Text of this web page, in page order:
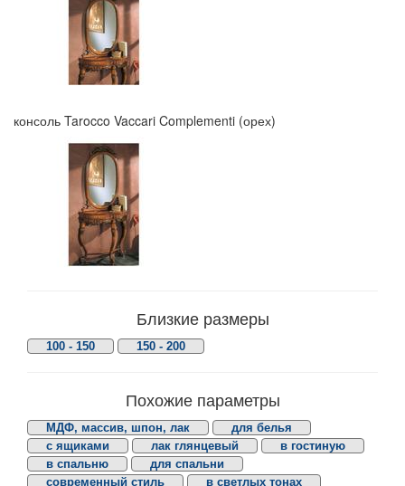
консоль Tarocco Vaccari Complementi (орех)
Близкие размеры
100 - 150 150 - 200
Похожие параметры
МДФ, массив, шпон, лак
для белья
с ящиками
лак глянцевый
в гостиную
в спальню
для спальни
современный стиль
в светлых тонах